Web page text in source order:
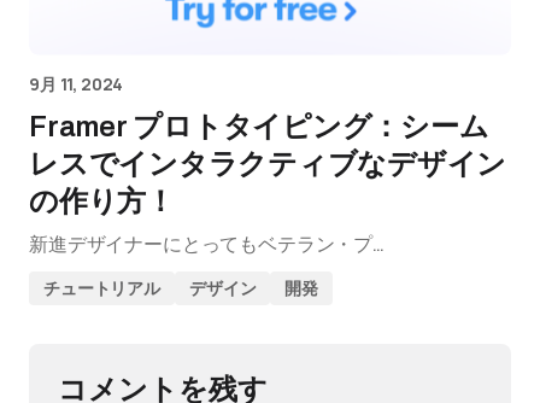
9月 11, 2024
Framer プロトタイピング：シーム
レスでインタラクティブなデザイン
の作り方！
新進デザイナーにとってもベテラン・プ…
チュートリアル デザイン 開発
コメントを残す